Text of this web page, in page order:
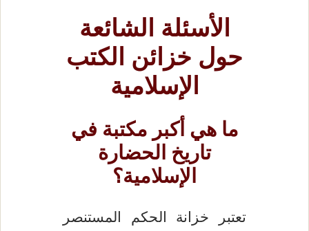
الأسئلة الشائعة
حول خزائن الكتب
الإسلامية
ما هي أكبر مكتبة في
تاريخ الحضارة
الإسلامية؟
تعتبر خزانة الحكم المستنصر